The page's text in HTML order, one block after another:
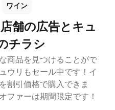
ワイン
舗の広告とキュ
チラシ
商品を見つけることがで
ウリもセール中です！イ
割引価格で購入できま
ファーは期間限定です！